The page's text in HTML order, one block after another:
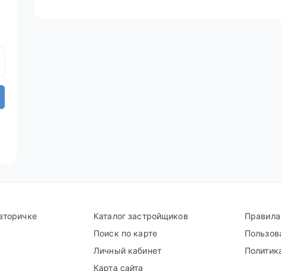
Каталог застройщиков
Поиск по карте
Личный кабинет
Карта сайта